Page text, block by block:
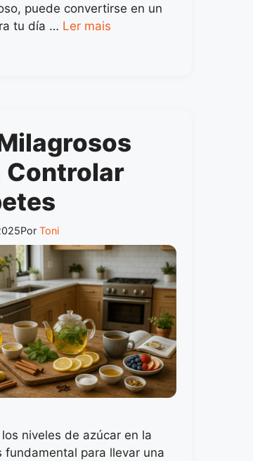
puede convertirse en un
tu día … Ler mais
Controlar
Por Toni
niveles de azúcar en la
fundamental para llevar una